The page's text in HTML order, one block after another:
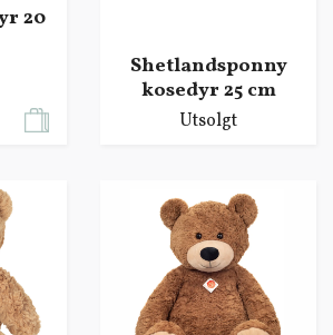
20
Shetlandsponny
kosedyr 25 cm
Utsolgt